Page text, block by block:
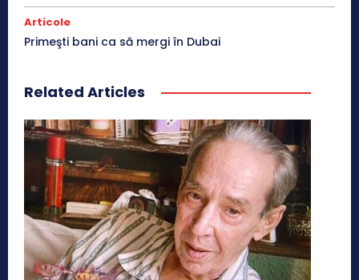
Articole
Primeşti bani ca să mergi în Dubai
Related Articles